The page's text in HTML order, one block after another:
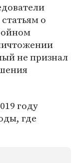
о
не признал
году
где